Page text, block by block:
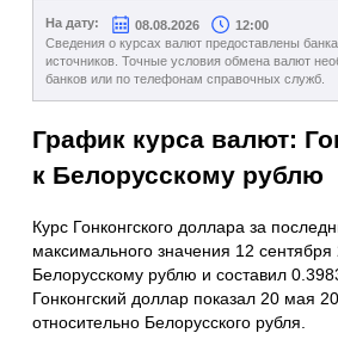
На дату: 08.08.2026
12:00
Сведения о курсах валют предоставлены
источников. Точные условия обмена валют
банков или по телефонам справочных служб.
График курса валют:
к Белорусскому рублю
Курс Гонконгского доллара за
максимального значения 12
Белорусскому рублю и составил
Гонконгский доллар показал 20 мая
относительно Белорусского рубля.